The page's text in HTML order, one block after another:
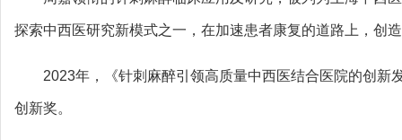
探索中西医研究新模式之一，在加速患者康复的道路上，创
2023年，《针刺麻醉引领高质量中西医结合医院的创新
创新奖。